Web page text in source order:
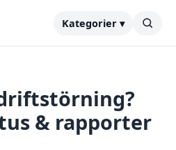
Kategorier ▾
& rapporter